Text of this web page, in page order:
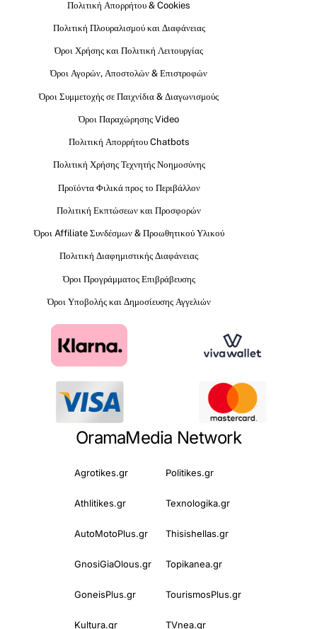
Πολιτική Απορρήτου & Cookies
Πολιτική Πλουραλισμού και Διαφάνειας
Όροι Χρήσης και Πολιτική Λειτουργίας
Όροι Αγορών, Αποστολών & Επιστροφών
Όροι Συμμετοχής σε Παιχνίδια & Διαγωνισμούς
Όροι Παραχώρησης Video
Πολιτική Απορρήτου Chatbots
Πολιτική Χρήσης Τεχνητής Νοημοσύνης
Προϊόντα Φιλικά προς το Περιβάλλον
Πολιτική Εκπτώσεων και Προσφορών
Όροι Affiliate Συνδέσμων & Προωθητικού Υλικού
Πολιτική Διαφημιστικής Διαφάνειας
Όροι Προγράμματος Επιβράβευσης
Όροι Υποβολής και Δημοσίευσης Αγγελιών
OramaMedia Network
Agrotikes.gr Politikes.gr
Athlitikes.gr Texnologika.gr
AutoMotoPlus.gr Thisishellas.gr
GnosiGiaOlous.gr Topikanea.gr
GoneisPlus.gr TourismosPlus.gr
Kultura.gr TVnea.gr